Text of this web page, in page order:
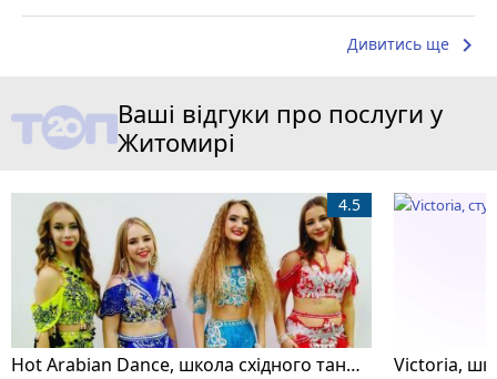
Дивитись ще keyboard_arrow_right
Ваші відгуки про послуги у
Житомирі
Hot Arabian Dance, школа східного танцю
4.5